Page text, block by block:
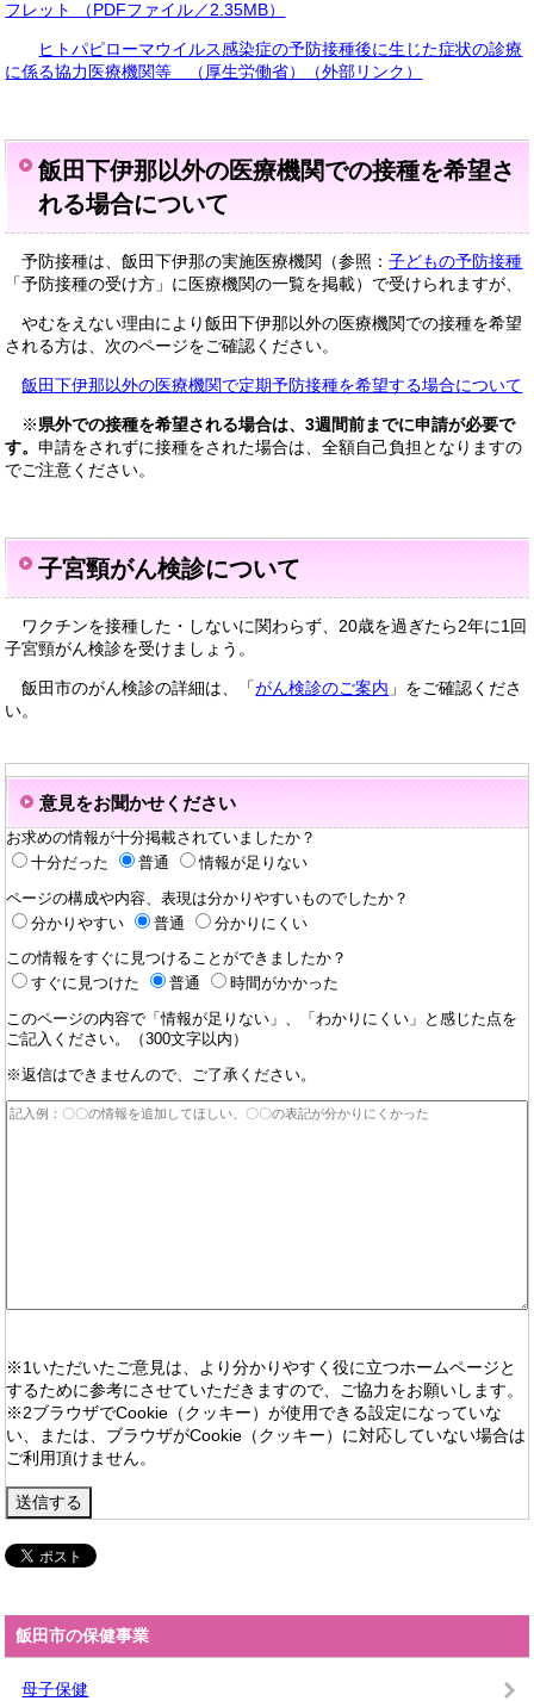
フレット （PDFファイル／2.35MB）
ヒトパピローマウイルス感染症の予防接種後に生じた症状の診療
に係る協力医療機関等 （厚生労働省）
（外部リンク）
飯田下伊那以外の医療機関での接種を希望さ
れる場合について
予防接種は、飯田下伊那の実施医療機関（参照：子どもの予防接種
「予防接種の受け方」に医療機関の一覧を掲載）で受けられますが、
やむをえない理由により飯田下伊那以外の医療機関での接種を希望
される方は、次のページをご確認ください。
飯田下伊那以外の医療機関で定期予防接種を希望する場合について
※県外での接種を希望される場合は、3週間前までに申請が必要で
す。申請をされずに接種をされた場合は、全額自己負担となりますの
でご注意ください。
子宮頸がん検診について
ワクチンを接種した・しないに関わらず、20歳を過ぎたら2年に1回
子宮頸がん検診を受けましょう。
飯田市のがん検診の詳細は、「がん検診のご案内 」をご確認くださ
い。
意見をお聞かせください
お求めの情報が十分掲載されていましたか？
十分だった
普通 情報が足りない
ページの構成や内容、表現は分かりやすいものでしたか？
分かりやすい
普通 分かりにくい
この情報をすぐに見つけることができましたか？
すぐに見つけた
普通 時間がかかった
このページの内容で「情報が足りない」、「わかりにくい」と感じた点を
ご記入ください。（300文字以内）
※返信はできませんので、ご了承ください。
※1いただいたご意見は、より分かりやすく役に立つホームページと
するために参考にさせていただきますので、ご協力をお願いします。
※2ブラウザでCookie（クッキー）が使用できる設定になっていな
い、または、ブラウザがCookie（クッキー）に対応していない場合は
ご利用頂けません。
飯田市の保健事業
母子保健